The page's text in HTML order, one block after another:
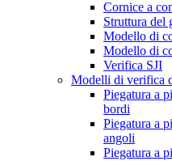
Cornice a
Struttura del
Modello di
Modello di
Verifica SJI
Modelli di verifica
Piegatura a
bordi
Piegatura a
angoli
Piegatura a